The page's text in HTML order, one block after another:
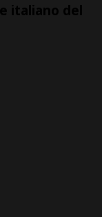
italiano del